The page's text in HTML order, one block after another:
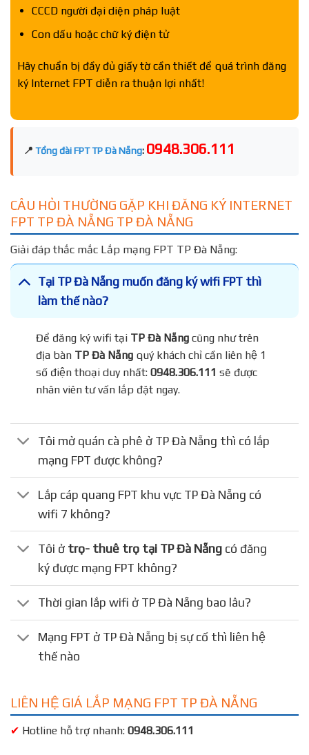
CCCD người đại diện pháp luật
Con dấu hoặc chữ ký điện tử
Hãy chuẩn bị đầy đủ giấy tờ cần thiết để quá trình đăng
ký Internet FPT diễn ra thuận lợi nhất!
📍 Tổng đài FPT TP Đà Nẵng: 0948.306.111
CÂU HỎI THƯỜNG GẶP KHI ĐĂNG KÝ INTERNET
FPT TP ĐÀ NẴNG TP ĐÀ NẴNG
Giải đáp thắc mắc Lắp mạng FPT TP Đà Nẵng:
Tại TP Đà Nẵng muốn đăng ký wifi FPT thì
làm thế nào?
Để đăng ký wifi tạiTP Đà Nẵngcũng như trên
địa bànTP Đà Nẵngquý khách chỉ cần liên hệ 1
số điện thoại duy nhất:0948.306.111 sẽ được
nhân viên tư vấn lắp đặt ngay.
Tôi mở quán cà phê ở TP Đà Nẵng thì có lắp
mạng FPT được không?
Lắp cáp quang FPT khu vực TP Đà Nẵng có
wifi 7 không?
Tôi ở trọ- thuê trọ tại TP Đà Nẵng có đăng
ký được mạng FPT không?
Thời gian lắp wifi ở TP Đà Nẵng bao lâu?
Mạng FPT ở TP Đà Nẵng bị sự cố thì liên hệ
thế nào
LIÊN HỆ GIÁ LẮP MẠNG FPT TP ĐÀ NẴNG
✔ Hotline hỗ trợ nhanh: 0948.306.111